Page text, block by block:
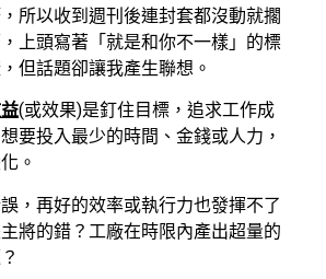
所以收到週刊後連封套都沒動就擱
上頭寫著「就是和你不一樣」的標
但話題卻讓我產生聯想。
(或效果)是釘住目標，追求工作成
要投入最少的時間、金錢或人力，
。
，再好的效率或執行力也發揮不了
將的錯？工廠在時限內產出超量的